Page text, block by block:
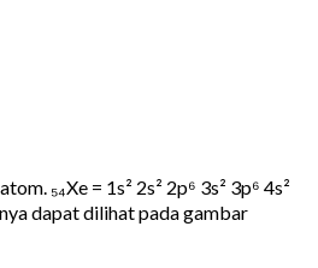
₅₄Xe = 1s² 2s² 2p⁶ 3s² 3p⁶ 4s²
dapat dilihat pada gambar